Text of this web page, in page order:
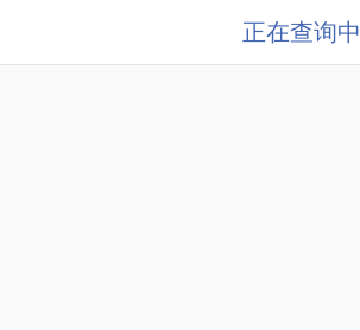
正在查询中